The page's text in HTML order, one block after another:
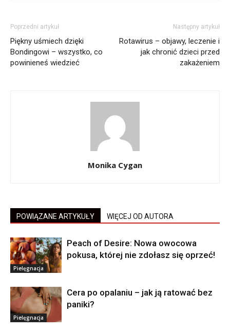
Poprzedni artykuł
Piękny uśmiech dzięki
Bondingowi – wszystko, co
powinieneś wiedzieć
Następny artykuł
Rotawirus – objawy, leczenie i
jak chronić dzieci przed
zakażeniem
Monika Cygan
POWIĄZANE ARTYKUŁY WIĘCEJ OD AUTORA
Pielęgnacja
Peach of Desire: Nowa owocowa
pokusa, której nie zdołasz się oprzeć!
Pielęgnacja
Cera po opalaniu – jak ją ratować bez
paniki?